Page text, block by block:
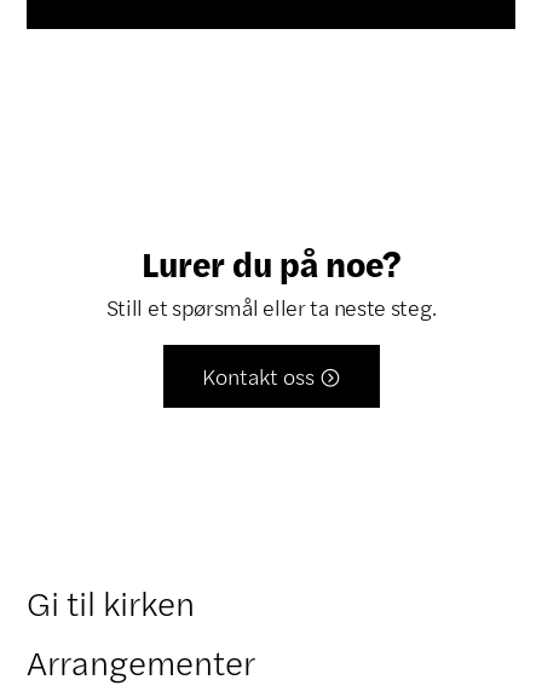
Lurer du på noe?
Still et spørsmål eller ta neste steg.
Kontakt oss 
Gi til kirken
Arrangementer